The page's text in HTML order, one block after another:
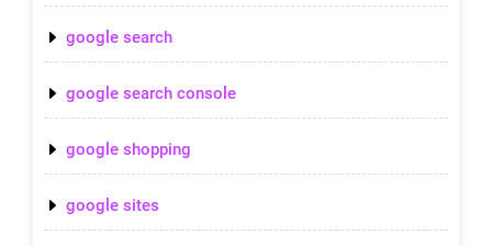
google search
google search console
google shopping
google sites